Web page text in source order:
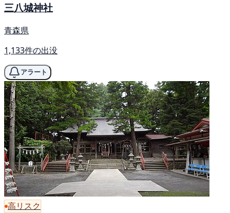
三八城神社
青森県
1,133件の出没
アラート
高リスク